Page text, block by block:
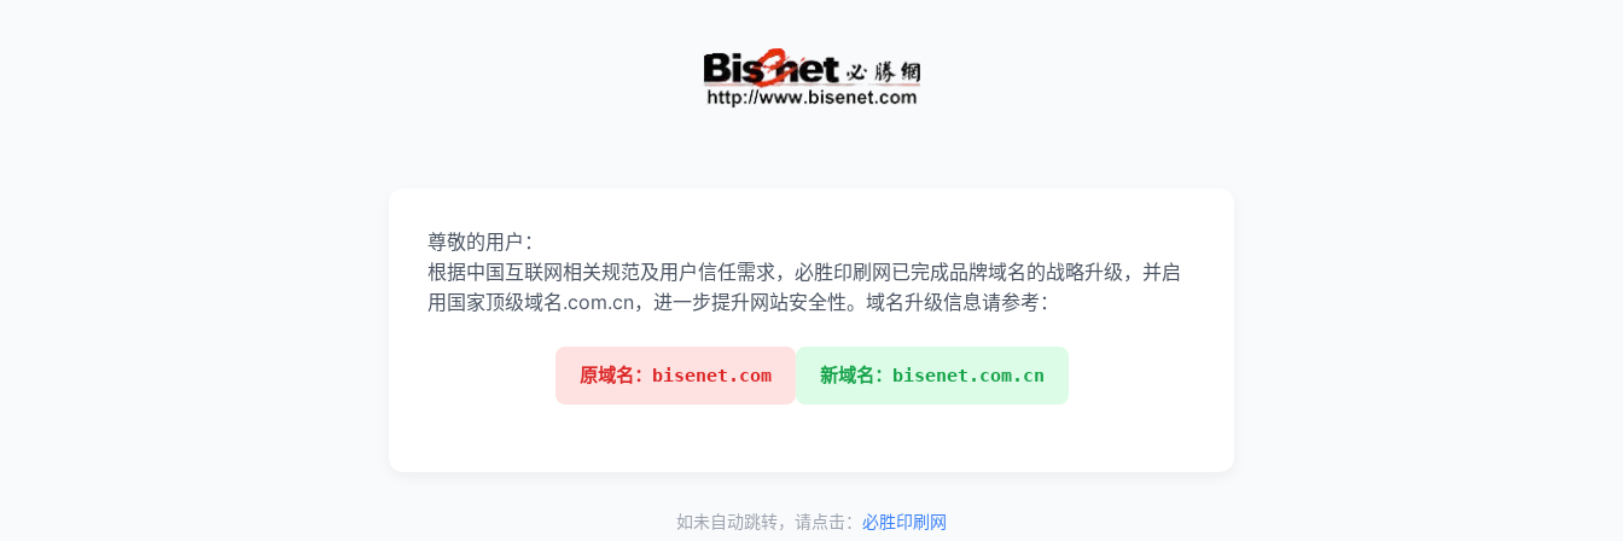
尊敬的用户：
根据中国互联网相关规范及用户信任需求，必胜印刷网已完成品牌域名的战略升级，并启
用国家顶级域名.com.cn，进一步提升网站安全性。域名升级信息请参考：
原域名：bisenet.com 新域名：bisenet.com.cn
如未自动跳转，请点击： 必胜印刷网